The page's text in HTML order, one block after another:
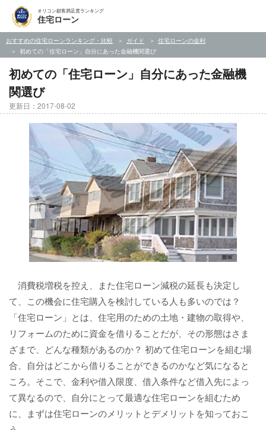
オリコン顧客満足度ランキング
住宅ローン
おすすめの住宅ローンランキング・比較 ガイド
住宅ローンの金利
初めての「住宅ローン」自分にあった金融機関選び
初めての「住宅ローン」自分にあった金融機
関選び
更新日：2017-08-02
消費税増税を控え、また住宅ローン減税の延長も決定し
て、この機会に住宅購入を検討している人も多いのでは？
「住宅ローン」とは、住宅用のための土地・建物の取得や、
リフォームのために資金を借りることだが、その形態はさま
ざまで、どんな種類があるのか？ 初めて住宅ローンを組む場
合、自分はどこから借りることができるのかなど気になると
ころ。そこで、金利や借入限度、借入条件など借入先によっ
て異なるので、自分にとって最適な住宅ローンを組むため
に、まずは住宅ローンのメリットとデメリットを知っておこ